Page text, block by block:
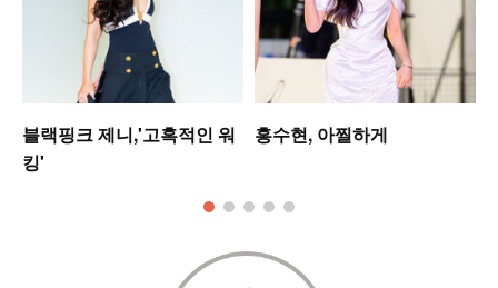
블랙핑크 제니,'고혹적인 워
킹'
홍수현, 아찔하게